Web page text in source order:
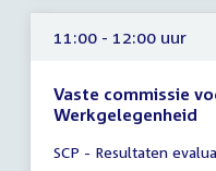
11:00 - 12:00 uur
Vaste commissie
Werkgelegenheid
vergadering
SCP - Resultaten